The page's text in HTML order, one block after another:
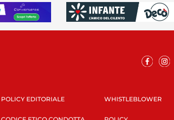
POLICY EDITORIALE WHISTLEBLOWER